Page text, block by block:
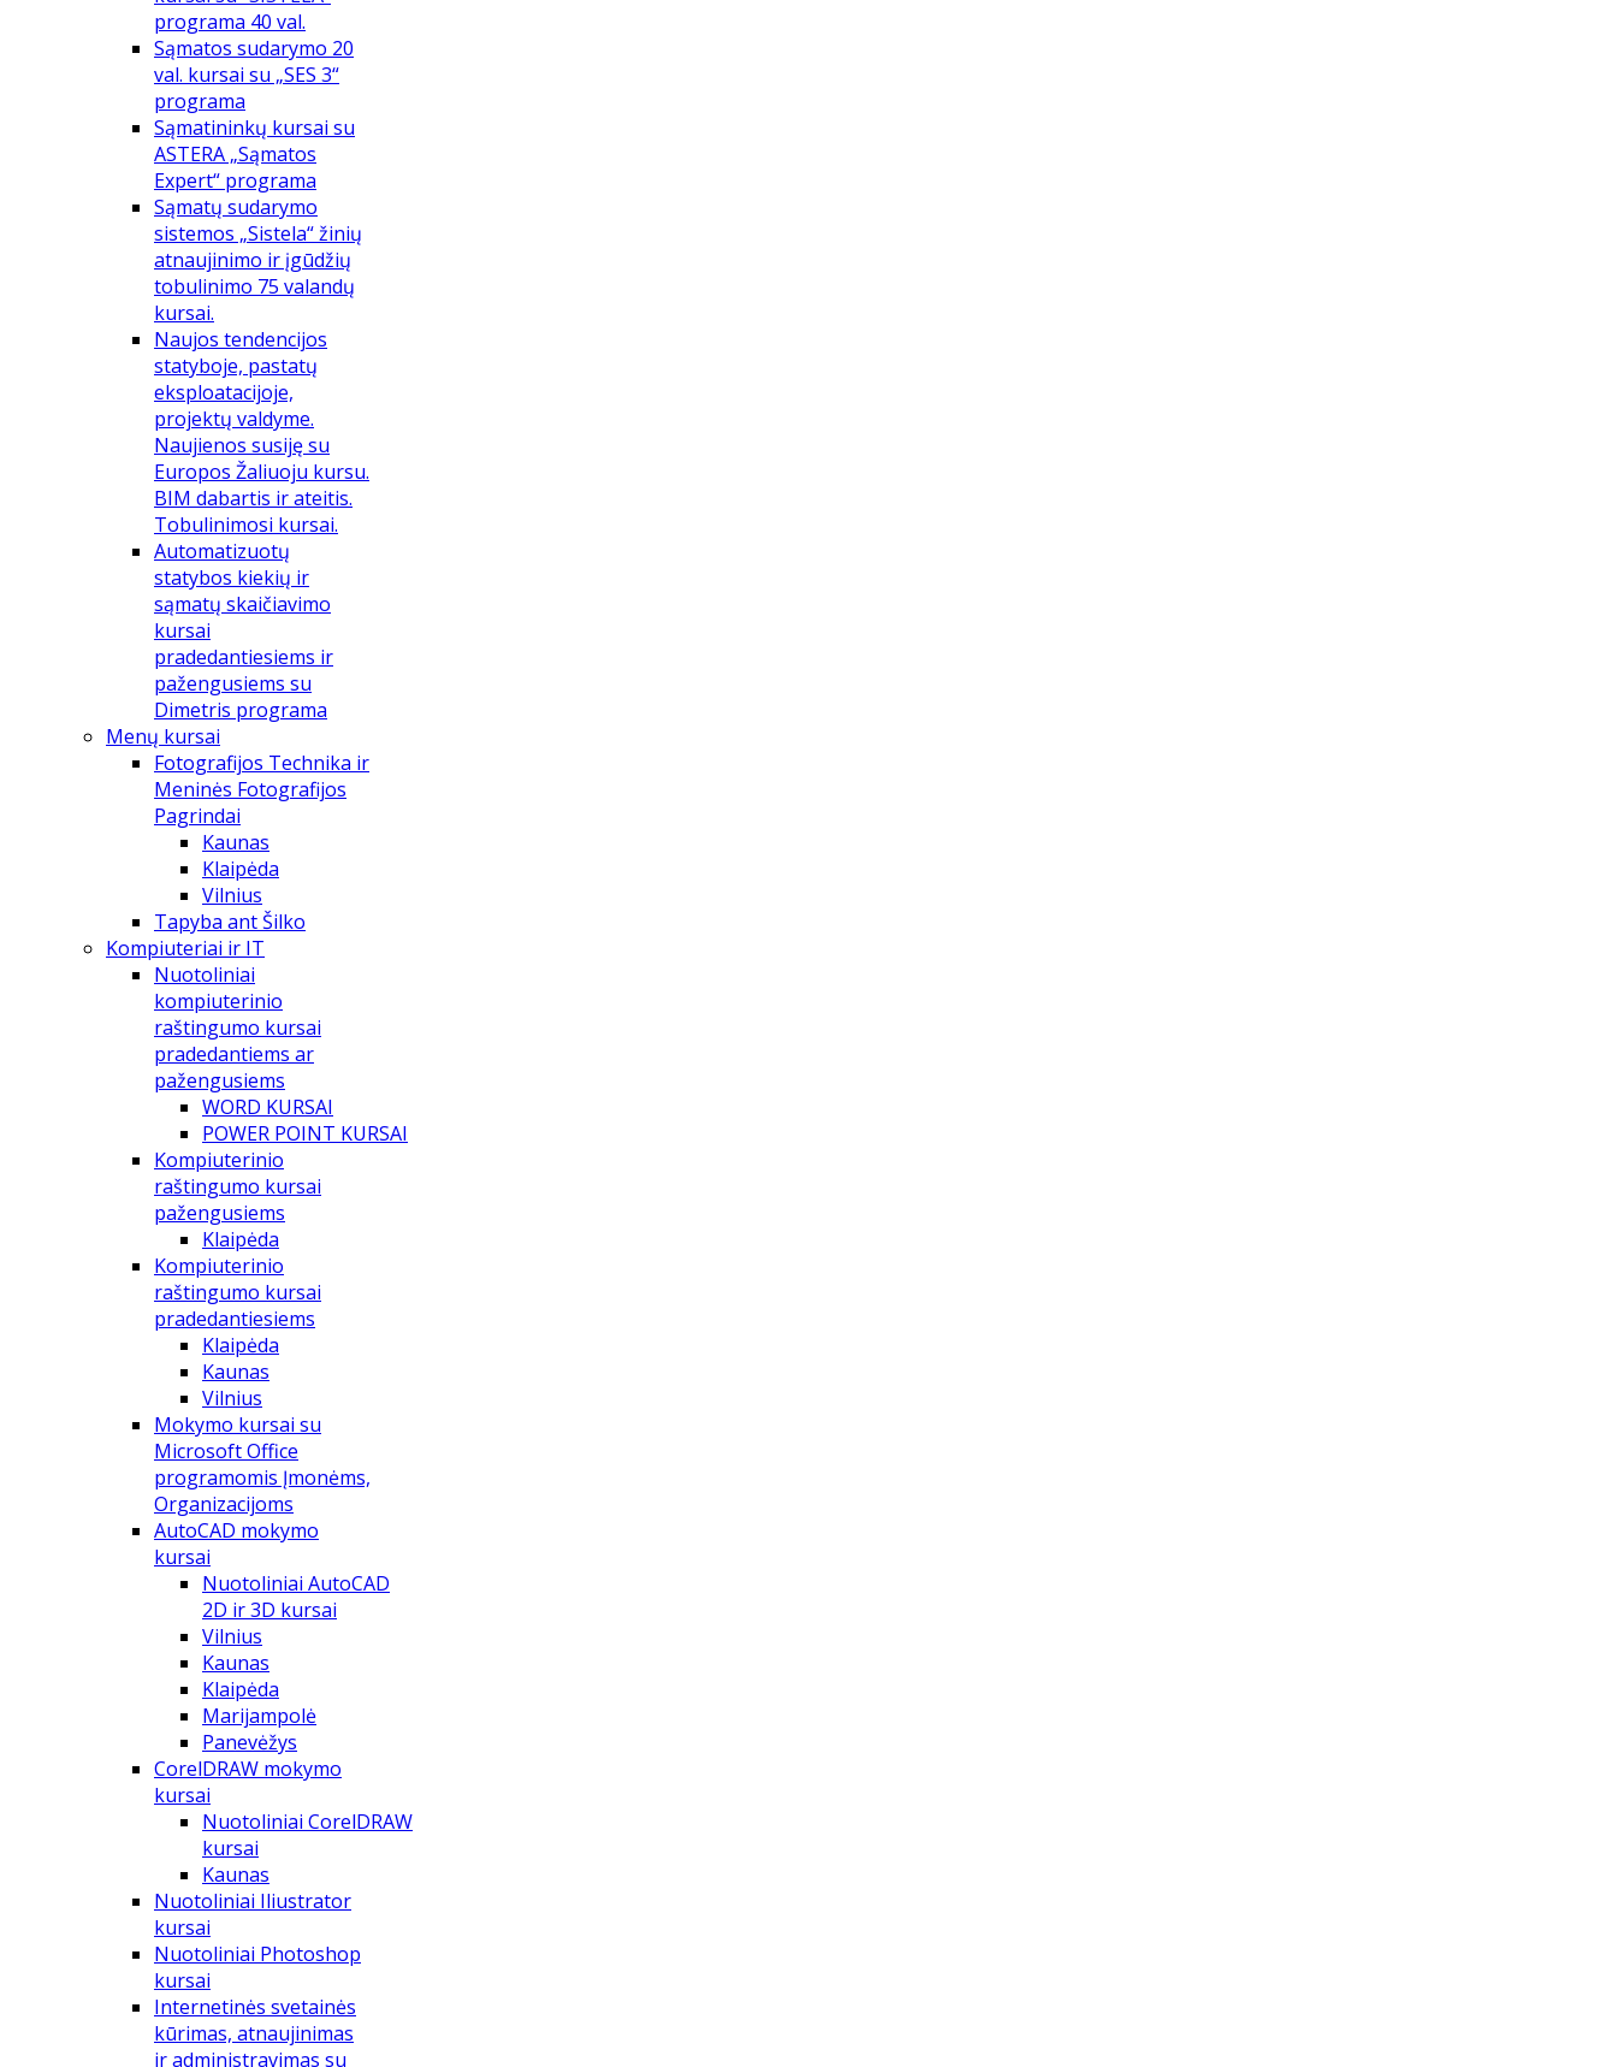
programa 40 val.
Sąmatos sudarymo 20
val. kursai su „SES 3“
programa
Sąmatininkų kursai su
ASTERA „Sąmatos
Expert“ programa
Sąmatų sudarymo
sistemos „Sistela“ žinių
atnaujinimo ir įgūdžių
tobulinimo 75 valandų
kursai.
Naujos tendencijos
statyboje, pastatų
eksploatacijoje,
projektų valdyme.
Naujienos susiję su
Europos Žaliuoju kursu.
BIM dabartis ir ateitis.
Tobulinimosi kursai.
Automatizuotų
statybos kiekių ir
sąmatų skaičiavimo
kursai
pradedantiesiems ir
pažengusiems su
Dimetris programa
Menų kursai
Fotografijos Technika ir
Meninės Fotografijos
Pagrindai
Kaunas
Klaipėda
Vilnius
Tapyba ant Šilko
Kompiuteriai ir IT
Nuotoliniai
kompiuterinio
raštingumo kursai
pradedantiems ar
pažengusiems
WORD KURSAI
POWER POINT KURSAI
Kompiuterinio
raštingumo kursai
pažengusiems
Klaipėda
Kompiuterinio
raštingumo kursai
pradedantiesiems
Klaipėda
Kaunas
Vilnius
Mokymo kursai su
Microsoft Office
programomis Įmonėms,
Organizacijoms
AutoCAD mokymo
kursai
Nuotoliniai AutoCAD
2D ir 3D kursai
Vilnius
Kaunas
Klaipėda
Marijampolė
Panevėžys
CorelDRAW mokymo
kursai
Nuotoliniai CorelDRAW
kursai
Kaunas
Nuotoliniai Iliustrator
kursai
Nuotoliniai Photoshop
kursai
Internetinės svetainės
kūrimas, atnaujinimas
ir administravimas su